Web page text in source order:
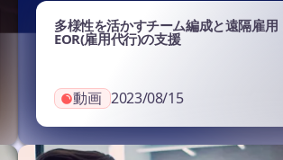
多様性を活かすチーム編成と遠隔雇用
EOR(雇用代行)の支援
動画 2023/08/15